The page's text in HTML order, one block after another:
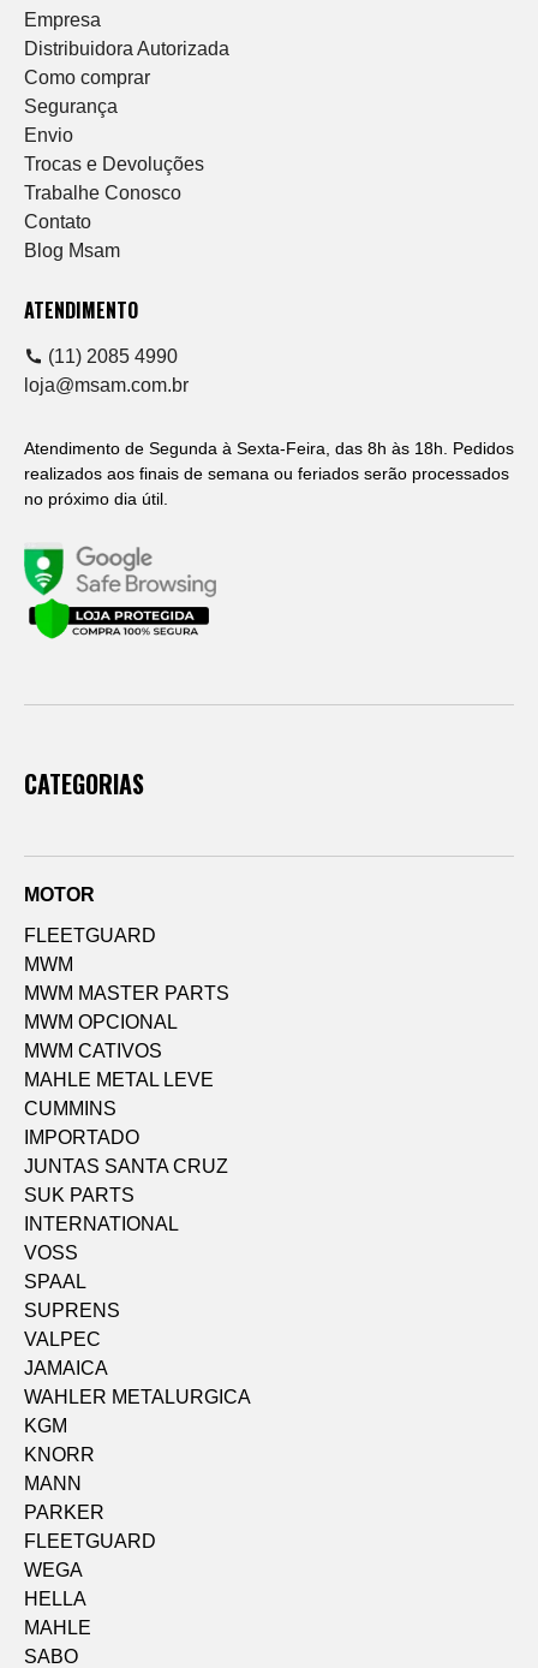
Empresa
Distribuidora Autorizada
Como comprar
Segurança
Envio
Trocas e Devoluções
Trabalhe Conosco
Contato
Blog Msam
ATENDIMENTO
(11) 2085 4990
loja@msam.com.br
Atendimento de Segunda à Sexta-Feira, das 8h às 18h. Pedidos
realizados aos finais de semana ou feriados serão processados
no próximo dia útil.
CATEGORIAS
MOTOR
FLEETGUARD
MWM
MWM MASTER PARTS
MWM OPCIONAL
MWM CATIVOS
MAHLE METAL LEVE
CUMMINS
IMPORTADO
JUNTAS SANTA CRUZ
SUK PARTS
INTERNATIONAL
VOSS
SPAAL
SUPRENS
VALPEC
JAMAICA
WAHLER METALURGICA
KGM
KNORR
MANN
PARKER
FLEETGUARD
WEGA
HELLA
MAHLE
SABO